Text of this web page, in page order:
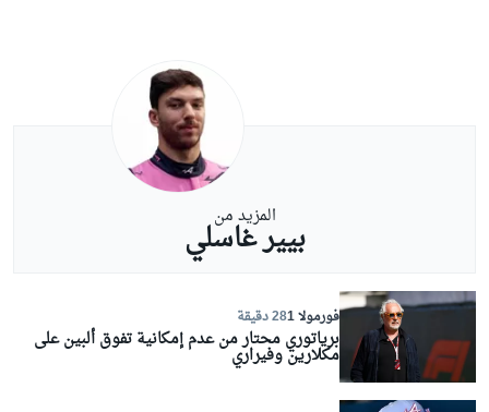
المزيد من
بيير غاسلي
فورمولا 1 28 دقيقة
برياتوري محتار من عدم إمكانية تفوق ألبين على
مكلارين وفيراري